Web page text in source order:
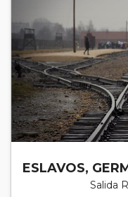
ESLAVOS,
Salida